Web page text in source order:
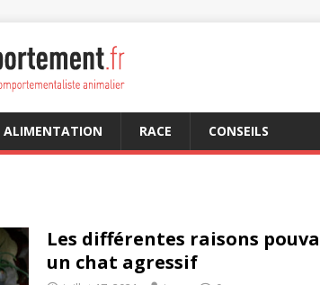
ALIMENTATION RACE CONSEILS
Les différentes raisons
un chat agressif